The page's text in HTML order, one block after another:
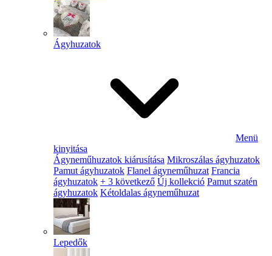
Ágyhuzatok
Menü
kinyitása
Ágyneműhuzatok kiárusítása Mikroszálas ágyhuzatok
Pamut ágyhuzatok Flanel ágyneműhuzat Francia
ágyhuzatok + 3 következő Új kollekció Pamut szatén
ágyhuzatok Kétoldalas ágyneműhuzat
Lepedők